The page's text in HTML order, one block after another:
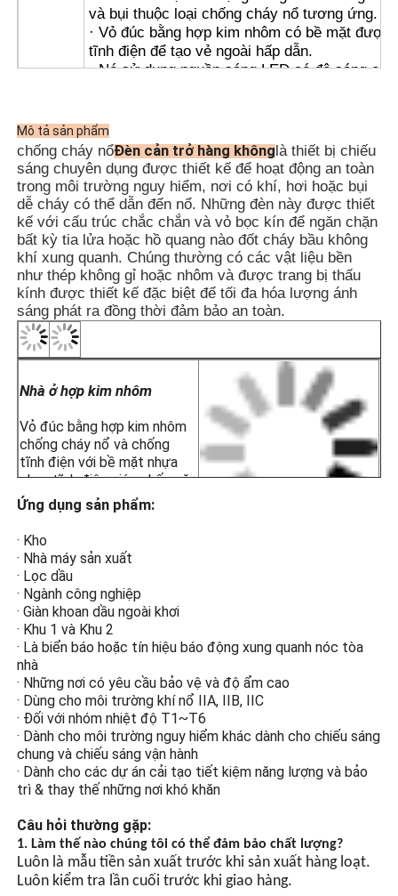
ĐẶC
TRƯNG
và bụi thuộc loại chống cháy nổ tương ứng.
· Vỏ đúc bằng hợp kim nhôm có bề mặt được
tĩnh điện để tạo vẻ ngoài hấp dẫn.
· Nó sử dụng nguồn sáng LED có độ sáng
· Đèn cản trở hàng không chống cháy nổ có
các tùy chọn cường độ thấp, trung bình và
· Cấu trúc kín, có tính bảo vệ cao, được trang
miếng đệm kín bằng cao su silicon chống lão
mang lại khả năng bảo vệ tuyệt vời.
· Nó có chip tích hợp với nhiều mạch bảo vệ
thể được trang bị chip vệ tinh GPS và Beidou
đồng bộ hóa nhiều đèn.
· Sử dụng công tắc tự động điều khiển bằng
cho độ tin cậy cao, tự động bật vào ban đêm
trong điều kiện có sương mù, tự động tắt vào
dễ sử dụng và cài đặt; vui lòng ghi rõ khi đặt
· Thích hợp cho cả ống thép và dây cáp.
DỤNG
· Giàn khoan dầu khí
· Nhà máy chế biến hóa chất
· Silo đựng ngũ cốc & Nhà máy bột mì
· Giàn khoan ngoài khơi
· Mỏ than & cơ sở hạ tầng đường hầm
· Khu 1 và Khu 2
· Đối với nhóm nhiệt độ T1~T6
· Dùng cho môi trường khí nổ IIA, IIB, IIC
Mô tả sản phẩm
chống cháy nổĐèn cản trở hàng khônglà thiết bị chiếu
sáng chuyên dụng được thiết kế để hoạt động an toàn
trong môi trường nguy hiểm, nơi có khí, hơi hoặc bụi
dễ cháy có thể dẫn đến nổ. Những đèn này được thiết
kế với cấu trúc chắc chắn và vỏ bọc kín để ngăn chặn
bất kỳ tia lửa hoặc hồ quang nào đốt cháy bầu không
khí xung quanh. Chúng thường có các vật liệu bền
như thép không gỉ hoặc nhôm và được trang bị thấu
kính được thiết kế đặc biệt để tối đa hóa lượng ánh
sáng phát ra đồng thời đảm bảo an toàn.
Nhà ở hợp kim nhôm
Vỏ đúc bằng hợp kim nhôm
chống cháy nổ và chống
tĩnh điện với bề mặt nhựa
phun tĩnh điện giúp chống ăn
mòn, chống tĩnh điện và
chống va đập.
Kính cường lực cao
Kính cường lực cường độ
ngăn tia lửa điện hồ quang
tiếp xúc với khí dễ cháy và
Thiết kế tiết kiệm năng
lượng
Ứng dụng sản phẩm:
· Kho
· Nhà máy sản xuất
· Lọc dầu
· Ngành công nghiệp
· Giàn khoan dầu ngoài khơi
· Khu 1 và Khu 2
· Là biển báo hoặc tín hiệu báo động xung quanh nóc tòa
nhà
· Những nơi có yêu cầu bảo vệ và độ ẩm cao
· Dùng cho môi trường khí nổ IIA, IIB, IIC
· Đối với nhóm nhiệt độ T1~T6
· Dành cho môi trường nguy hiểm khác dành cho chiếu sáng
chung và chiếu sáng vận hành
· Dành cho các dự án cải tạo tiết kiệm năng lượng và bảo